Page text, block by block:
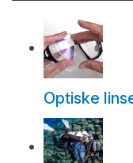
Optiske